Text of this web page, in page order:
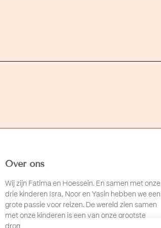
Over ons
Wij zijn Fatima en Hoessein. En samen met onze
drie kinderen Isra, Noor en Yasin hebben we een
grote passie voor reizen. De wereld zien samen
met onze kinderen is een van onze grootste